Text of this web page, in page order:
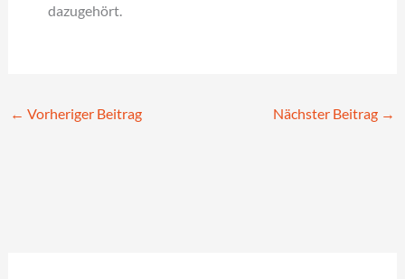
dazugehört.
← Vorheriger Beitrag Nächster Beitrag →